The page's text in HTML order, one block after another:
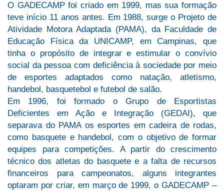
O GADECAMP foi criado em 1999, mas sua formação
teve início 11 anos antes. Em 1988, surge o Projeto de
Atividade Motora Adaptada (PAMA), da Faculdade de
Educação Física da UNICAMP, em Campinas, que
tinha o propósito de integrar e estimular o convívio
social da pessoa com deficiência à sociedade por meio
de esportes adaptados como natação, atletismo,
handebol, basquetebol e futebol de salão.
Em 1996, foi formado o Grupo de Esportistas
Deficientes em Ação e Integração (GEDAI), que
separava do PAMA os esportes em cadeira de rodas,
como basquete e handebol, com o objetivo de formar
equipes para competições. A partir do crescimento
técnico dos atletas do basquete e a falta de recursos
financeiros para campeonatos, alguns integrantes
optaram por criar, em março de 1999, o GADECAMP –